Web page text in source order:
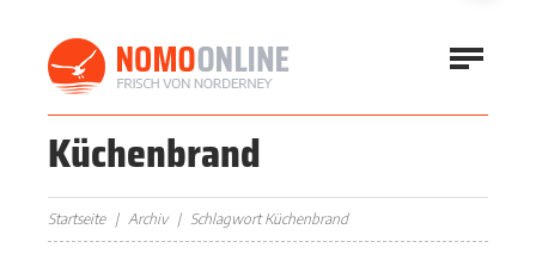
Küchenbrand
Startseite Archiv Schlagwort Küchenbrand